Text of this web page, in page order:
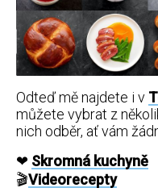
Odteď mě najdete i v
můžete vybrat z
nich odběr, ať vám
❤ Skromná kuchyně
🎬Videorecepty